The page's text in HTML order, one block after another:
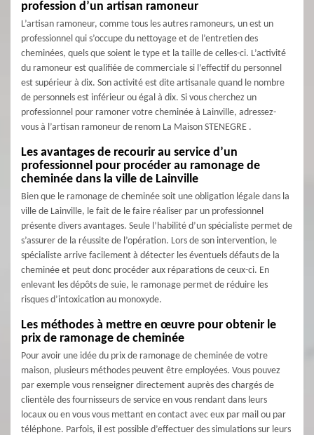
profession d’un artisan ramoneur
L’artisan ramoneur, comme tous les autres ramoneurs, un est un
professionnel qui s’occupe du nettoyage et de l’entretien des
cheminées, quels que soient le type et la taille de celles-ci. L’activité
du ramoneur est qualifiée de commerciale si l’effectif du personnel
est supérieur à dix. Son activité est dite artisanale quand le nombre
de personnels est inférieur ou égal à dix. Si vous cherchez un
professionnel pour ramoner votre cheminée à Lainville, adressez-
vous à l’artisan ramoneur de renom La Maison STENEGRE .
Les avantages de recourir au service d’un
professionnel pour procéder au ramonage de
cheminée dans la ville de Lainville
Bien que le ramonage de cheminée soit une obligation légale dans la
ville de Lainville, le fait de le faire réaliser par un professionnel
présente divers avantages. Seule l’habilité d’un spécialiste permet de
s’assurer de la réussite de l’opération. Lors de son intervention, le
spécialiste arrive facilement à détecter les éventuels défauts de la
cheminée et peut donc procéder aux réparations de ceux-ci. En
enlevant les dépôts de suie, le ramonage permet de réduire les
risques d’intoxication au monoxyde.
Les méthodes à mettre en œuvre pour obtenir le
prix de ramonage de cheminée
Pour avoir une idée du prix de ramonage de cheminée de votre
maison, plusieurs méthodes peuvent être employées. Vous pouvez
par exemple vous renseigner directement auprès des chargés de
clientèle des fournisseurs de service en vous rendant dans leurs
locaux ou en vous vous mettant en contact avec eux par mail ou par
téléphone. Parfois, il est possible d’effectuer des simulations sur leurs